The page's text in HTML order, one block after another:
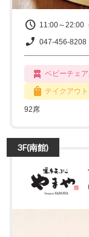
11:00～22:00
047-456-8208
ベビーチェア
テイクアウト
92席
3F(南館)